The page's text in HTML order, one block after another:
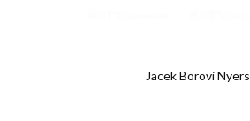
Jacek Borovi Nyers